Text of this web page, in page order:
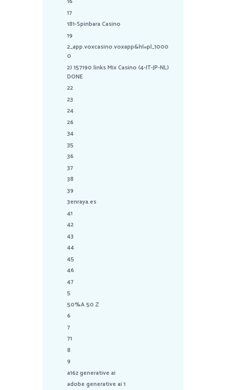
17
181-Spinbara Casino
19
2_app.voxcasino.voxapp&hl=pl_1000
0
2) 157190 links Mix Casino (4-IT-JP-NL)
DONE
22
23
24
26
34
35
36
37
38
39
3enraya.es
41
42
43
44
45
46
47
5
50%A 50 Z
6
7
71
8
9
a16z generative ai
adobe generative ai 1